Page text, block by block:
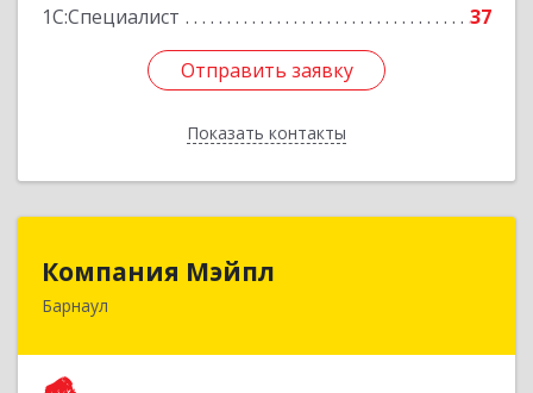
1С:Специалист
37
Отправить заявку
Показать контакты
Отправить заявку
Назад
Компания Мэйпл
Барнаул